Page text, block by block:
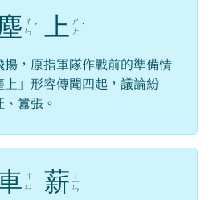
ㄔ
ㄣ ˊ 上
ㄕ
ㄤ ˋ
揚，原指軍隊作戰前的準備情
上」形容傳聞四起，議論紛
囂張。
ㄐ
ㄩ
薪 ㄒ
ㄧ
ㄣ